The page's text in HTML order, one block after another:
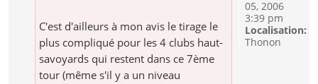
C'est d'ailleurs à mon avis le tirage le
plus compliqué pour les 4 clubs haut-
savoyards qui restent dans ce 7ème
tour (même s'il y a un niveau
05, 2006
3:39 pm
Localisation:
Thonon